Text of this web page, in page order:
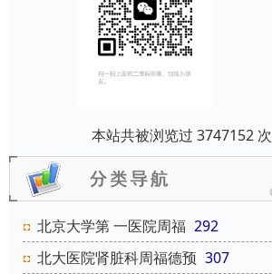
本站共被浏览过 3747152 次
北京大学第 一医院周福 292
北大医院肾脏科周福德预 307